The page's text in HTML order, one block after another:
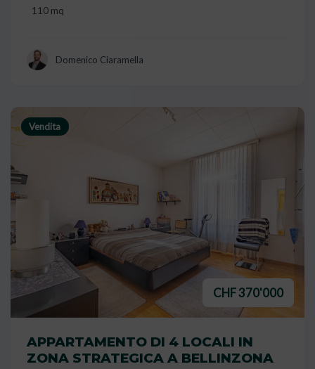
110 mq
Domenico Ciaramella
Vendita
CHF 370'000
APPARTAMENTO DI 4 LOCALI IN
ZONA STRATEGICA A BELLINZONA